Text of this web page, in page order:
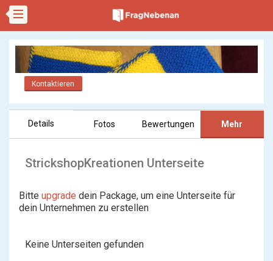
Kontaktieren
Details Fotos Bewertungen Mehr
StrickshopKreationen Unterseite
Bitte upgrade dein Package, um eine Unterseite für
dein Unternehmen zu erstellen
Keine Unterseiten gefunden